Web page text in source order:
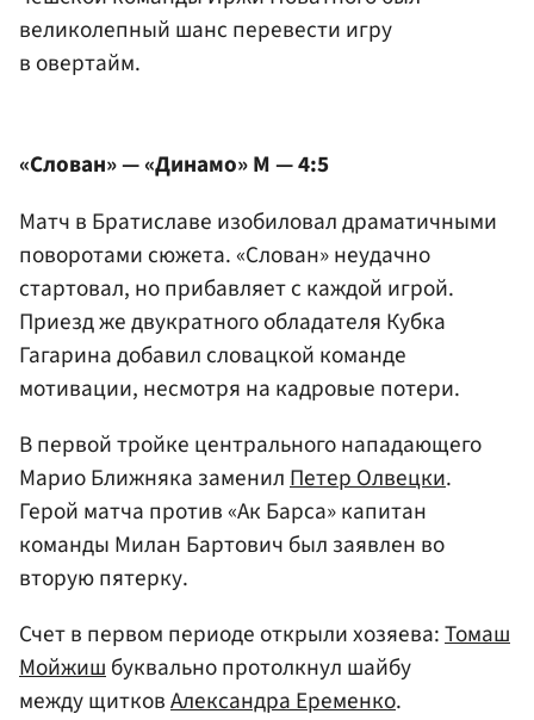
великолепный шанс перевести игру
в овертайм.
«Слован» — «Динамо» М — 4:5
Матч в Братиславе изобиловал драматичными
поворотами сюжета. «Слован» неудачно
стартовал, но прибавляет с каждой игрой.
Приезд же двукратного обладателя Кубка
Гагарина добавил словацкой команде
мотивации, несмотря на кадровые потери.
В первой тройке центрального нападающего
Марио Ближняка заменилПетер Олвецки.
Герой матча против «Ак Барса» капитан
команды Милан Бартович был заявлен во
вторую пятерку.
Счет в первом периоде открыли хозяева:Томаш
Мойжишбуквально протолкнул шайбу
между щитковАлександра Еременко.